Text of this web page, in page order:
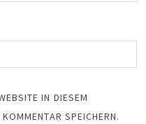
IN DIESEM
SPEICHERN.